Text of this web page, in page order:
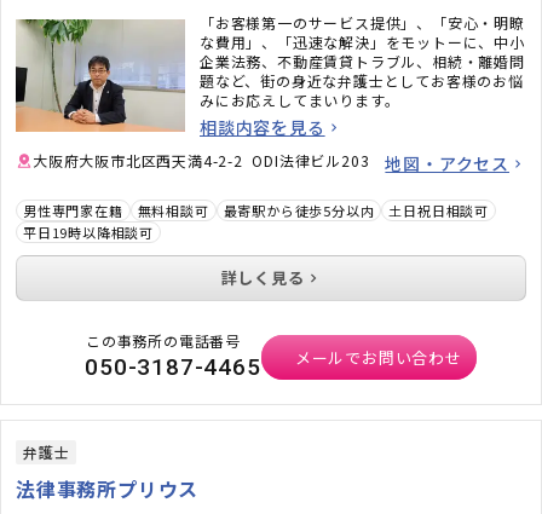
「お客様第一のサービス提供」、「安心・明瞭
な費用」、「迅速な解決」をモットーに、中小
企業法務、不動産賃貸トラブル、相続・離婚問
題など、街の身近な弁護士としてお客様のお悩
みにお応えしてまいります。
相談内容を見る
大阪府大阪市北区西天満4-2-2 ODI法律ビル203 地図・アクセス
男性専門家在籍 無料相談可 最寄駅から徒歩5分以内
土日祝日相談可
平日19時以降相談可
詳しく見る
この事務所の電話番号
050-3187-4465 メールでお問い合わせ
弁護士
法律事務所プリウス